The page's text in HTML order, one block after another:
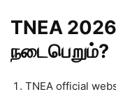
TNEA
நடைபெறும்?
TNEA official